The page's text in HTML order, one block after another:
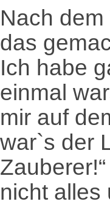
Nach
das
Ich habe
einmal
mir auf
war`s der
nicht alles